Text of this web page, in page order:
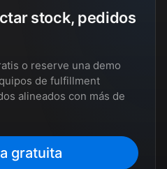
stock, pedidos
o reserve una demo
de fulfillment
alineados con más de
gratuita